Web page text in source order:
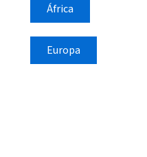
África
Europa